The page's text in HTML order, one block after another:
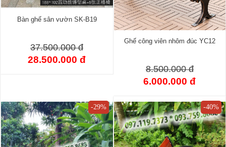
Bàn ghế sân vườn SK-B19
37.500.000 đ
28.500.000 đ
Ghế công viên nhôm đúc YC12
8.500.000 đ
6.000.000 đ
-29% -40%